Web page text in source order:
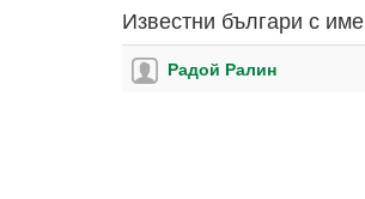
Известни българи с име
Радой Ралин